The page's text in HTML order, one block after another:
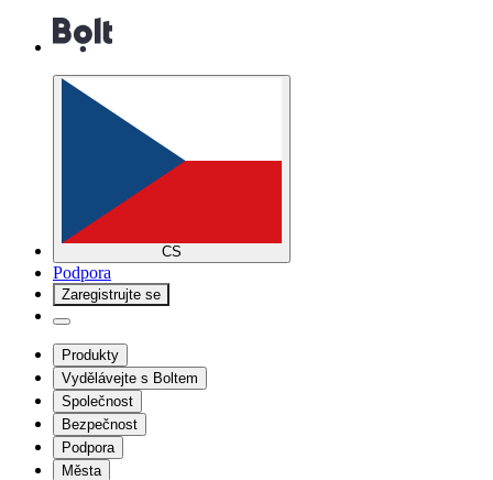
CS
Podpora
Zaregistrujte se
Produkty
Vydělávejte s Boltem
Společnost
Bezpečnost
Podpora
Města